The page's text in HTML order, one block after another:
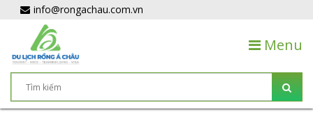
info@rongachau.com.vn
Menu